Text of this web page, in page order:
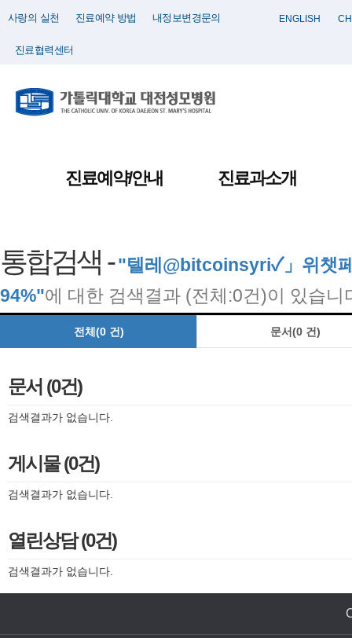
사랑의 실천 진료예약 방법 내정보변경문의
진료협력센터
ENGLISH
진료예약/안내 진료과소개
통합검색 - "텔레@bitcoinsyri✓」위챗
94%"에 대한 검색결과 (전체:0건)이 있습니
전체(0 건) 문서(0 건)
문서 (0건)
검색결과가 없습니다.
게시물 (0건)
검색결과가 없습니다.
열린상담 (0건)
검색결과가 없습니다.